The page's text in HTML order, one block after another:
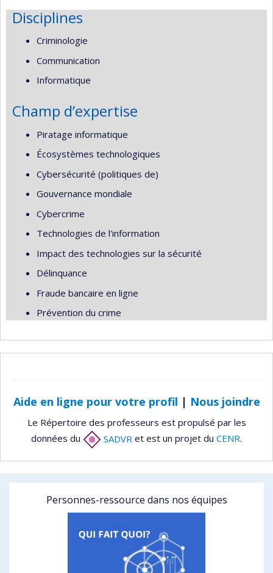
Disciplines
Criminologie
Communication
Informatique
Champ d’expertise
Piratage informatique
Écosystèmes technologiques
Cybersécurité (politiques de)
Gouvernance mondiale
Cybercrime
Technologies de l'information
Impact des technologies sur la sécurité
Délinquance
Fraude bancaire en ligne
Prévention du crime
Aide en ligne pour votre profil | Nous joindre
Le Répertoire des professeurs est propulsé par les
données du
SADVR et est un projet du CENR.
Personnes-ressource dans nos équipes